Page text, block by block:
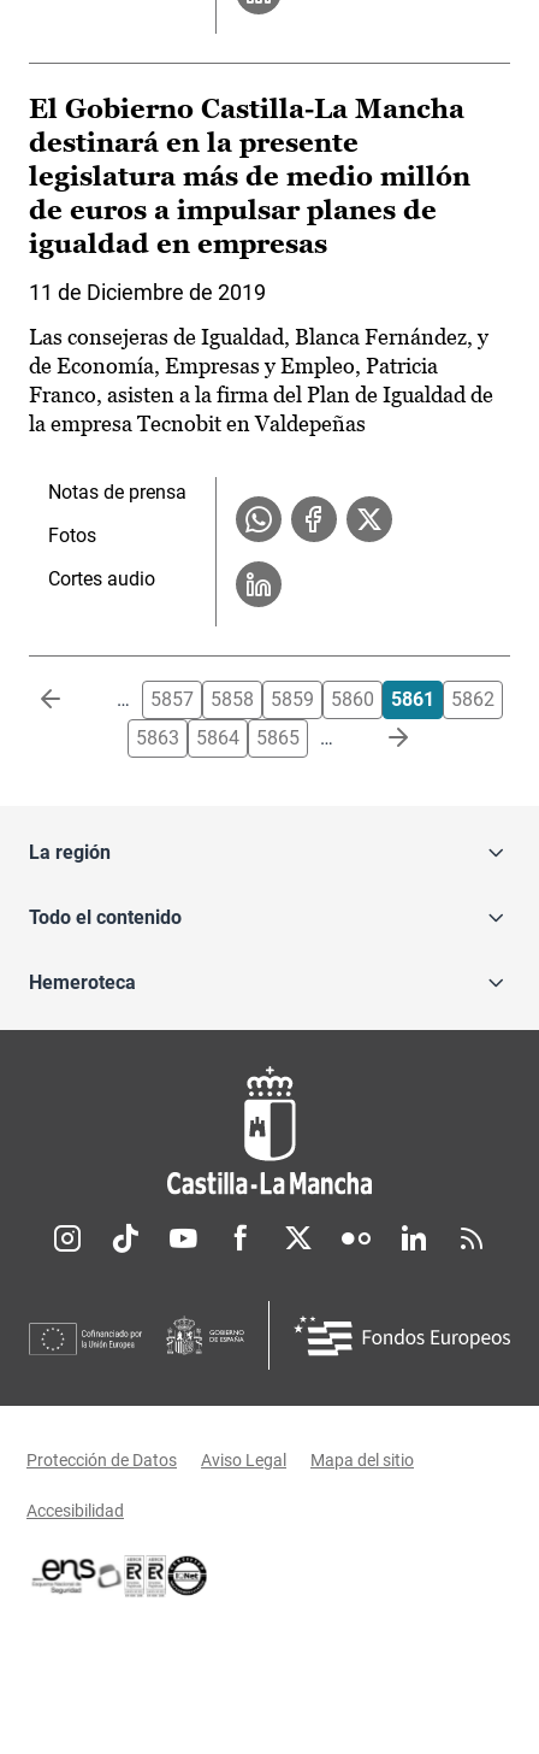
El Gobierno Castilla-La Mancha
destinará en la presente
legislatura más de medio millón
de euros a impulsar planes de
igualdad en empresas
11 de Diciembre de 2019
Las consejeras de Igualdad, Blanca Fernández, y
de Economía, Empresas y Empleo, Patricia
Franco, asisten a la firma del Plan de Igualdad de
la empresa Tecnobit en Valdepeñas
Notas de prensa
Fotos
Cortes audio
Paginación … 5857 5858 5859 5860 5861
5862
5863
5864 5865 …
La región
Todo el contenido
Hemeroteca
Redes sociales JCCM
Menú legal
Protección de Datos Aviso Legal Mapa del sitio
Accesibilidad